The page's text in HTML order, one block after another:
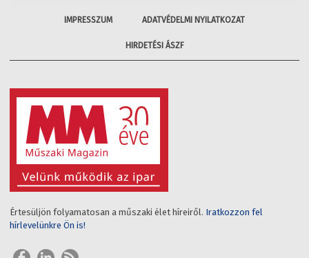
IMPRESSZUM ADATVÉDELMI NYILATKOZAT
HIRDETÉSI ÁSZF
Értesüljön folyamatosan a műszaki élet híreiről. Iratkozzon fel
hírlevelünkre Ön is!